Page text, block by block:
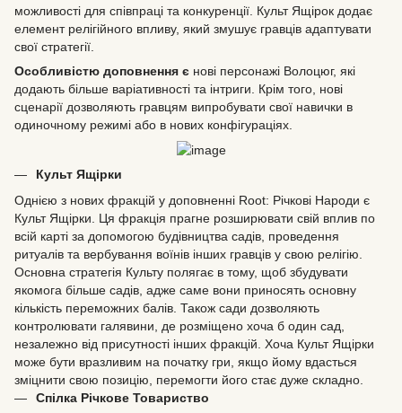
можливості для співпраці та конкуренції. Культ Ящірок додає
елемент релігійного впливу, який змушує гравців адаптувати
свої стратегії.
Особливістю доповнення є нові персонажі Волоцюг, які
додають більше варіативності та інтриги. Крім того, нові
сценарії дозволяють гравцям випробувати свої навички в
одиночному режимі або в нових конфігураціях.
Культ Ящірки
Однією з нових фракцій у доповненні Root: Річкові Народи є
Культ Ящірки. Ця фракція прагне розширювати свій вплив по
всій карті за допомогою будівництва садів, проведення
ритуалів та вербування воїнів інших гравців у свою релігію.
Основна стратегія Культу полягає в тому, щоб збудувати
якомога більше садів, адже саме вони приносять основну
кількість переможних балів. Також сади дозволяють
контролювати галявини, де розміщено хоча б один сад,
незалежно від присутності інших фракцій. Хоча Культ Ящірки
може бути вразливим на початку гри, якщо йому вдасться
зміцнити свою позицію, перемогти його стає дуже складно.
Спілка Річкове Товариство